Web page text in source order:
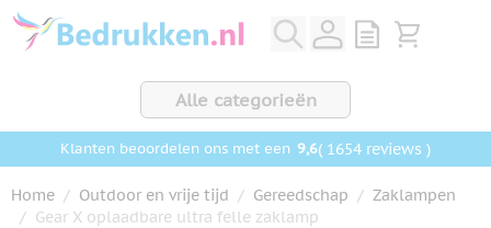
Ga naar de inhoud
View quote,
Bekijk
Alle categorieën
Klanten beoordelen ons met een 9,6( 1654 reviews )
Home / Outdoor en vrije tijd / Gereedschap / Zaklampen
/ Gear X oplaadbare ultra felle zaklamp